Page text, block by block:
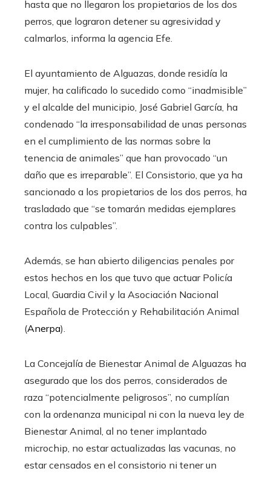
hasta que no llegaron los propietarios de los dos
perros, que lograron detener su agresividad y
calmarlos, informa la agencia Efe.
El ayuntamiento de Alguazas, donde residía la
mujer, ha calificado lo sucedido como “inadmisible”
y el alcalde del municipio, José Gabriel García, ha
condenado “la irresponsabilidad de unas personas
en el cumplimiento de las normas sobre la
tenencia de animales” que han provocado “un
daño que es irreparable”. El Consistorio, que ya ha
sancionado a los propietarios de los dos perros, ha
trasladado que “se tomarán medidas ejemplares
contra los culpables”.
Además, se han abierto diligencias penales por
estos hechos en los que tuvo que actuar Policía
Local, Guardia Civil y la Asociación Nacional
Española de Protección y Rehabilitación Animal
(Anerpa).
La Concejalía de Bienestar Animal de Alguazas ha
asegurado que los dos perros, considerados de
raza “potencialmente peligrosos”, no cumplían
con la ordenanza municipal ni con la nueva ley de
Bienestar Animal, al no tener implantado
microchip, no estar actualizadas las vacunas, no
estar censados en el consistorio ni tener un